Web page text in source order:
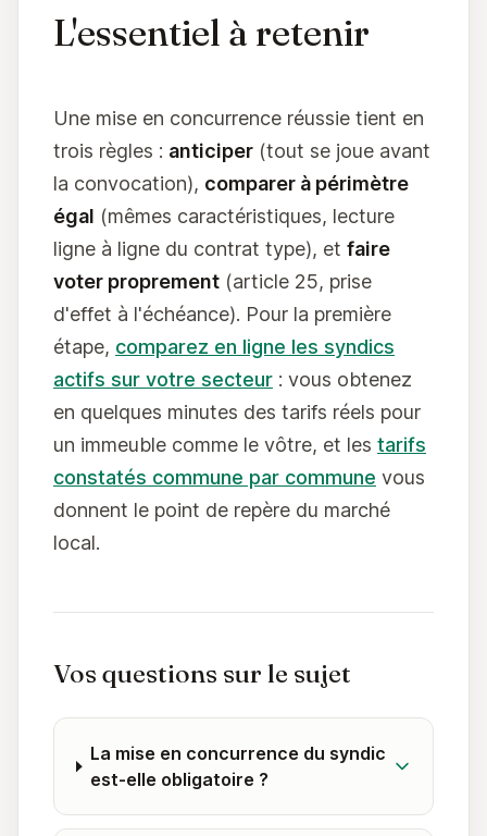
L'essentiel à retenir
Une mise en concurrence réussie tient en
trois règles : anticiper (tout se joue avant
la convocation), comparer à périmètre
égal (mêmes caractéristiques, lecture
ligne à ligne du contrat type), et faire
voter proprement (article 25, prise
d'effet à l'échéance). Pour la première
étape, comparez en ligne les syndics
actifs sur votre secteur : vous obtenez
en quelques minutes des tarifs réels pour
un immeuble comme le vôtre, et les tarifs
constatés commune par commune vous
donnent le point de repère du marché
local.
Vos questions sur le sujet
La mise en concurrence du syndic
est-elle obligatoire ?